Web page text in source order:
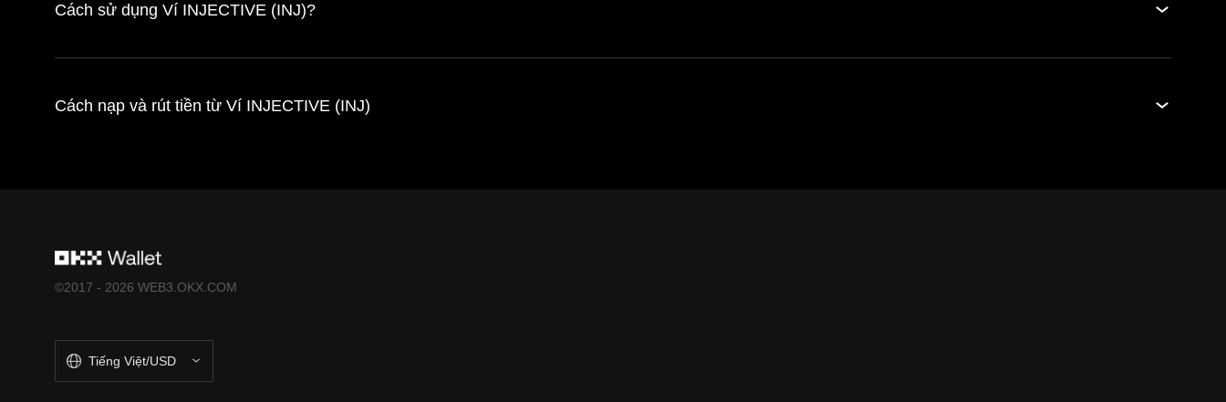
Cách sử dụng Ví INJECTIVE (INJ)?
Cách nạp và rút tiền từ Ví INJECTIVE (INJ)
©2017 - 2026 WEB3.OKX.COM
Tiếng Việt/USD